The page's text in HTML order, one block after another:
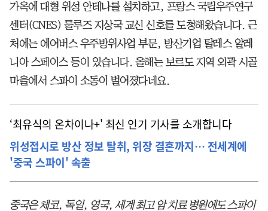
가옥에 대형 위성 안테나를 설치하고, 프랑스 국립우주연구
센터(CNES) 툴루즈 지상국 교신 신호를 도청해왔습니다. 근
처에는 에어버스 우주방위사업 부문, 방산기업 탈레스 알레
니아 스페이스 등이 있습니다. 올해는 보르도 지역 외곽 시골
마을에서 스파이 소동이 벌어졌다네요.
‘최유식의 온차이나+' 최신 인기 기사를 소개합니다
위성접시로 방산 정보 탈취, 위장 결혼까지… 전세계에
'중국 스파이' 속출
중국은 체코, 독일, 영국, 세계 최고 암 치료 병원에도 스파이